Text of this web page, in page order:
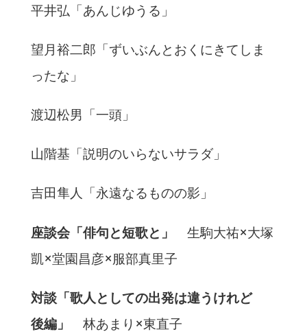
平井弘「あんじゆうる」
望月裕二郎「ずいぶんとおくにきてしま
ったな」
渡辺松男「一頭」
山階基「説明のいらないサラダ」
吉田隼人「永遠なるものの影」
座談会「俳句と短歌と」 生駒大祐×大塚
凱×堂園昌彦×服部真里子
対談「歌人としての出発は違うけれど
後編」
林あまり×東直子